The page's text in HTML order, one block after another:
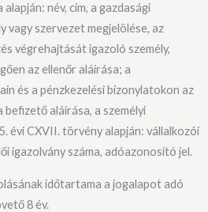
név, cím, a gazdasági
vagy szervezet megjelölése, az
végrehajtását igazoló személy,
az ellenőr aláírása; a
és a pénzkezelési bizonylatokon az
aláírása, a személyi
évi CXVII. törvény alapján: vállalkozói
igazolvány száma, adóazonosító jel.
időtartama a jogalapot adó
8 év.